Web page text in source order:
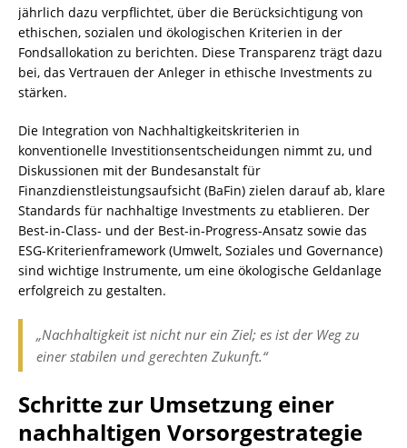
jährlich dazu verpflichtet, über die Berücksichtigung von
ethischen, sozialen und ökologischen Kriterien in der
Fondsallokation zu berichten. Diese Transparenz trägt dazu
bei, das Vertrauen der Anleger in ethische Investments zu
stärken.
Die Integration von Nachhaltigkeitskriterien in
konventionelle Investitionsentscheidungen nimmt zu, und
Diskussionen mit der Bundesanstalt für
Finanzdienstleistungsaufsicht (BaFin) zielen darauf ab, klare
Standards für nachhaltige Investments zu etablieren. Der
Best-in-Class- und der Best-in-Progress-Ansatz sowie das
ESG-Kriterienframework (Umwelt, Soziales und Governance)
sind wichtige Instrumente, um eine ökologische Geldanlage
erfolgreich zu gestalten.
„Nachhaltigkeit ist nicht nur ein Ziel; es ist der Weg zu
einer stabilen und gerechten Zukunft.“
Schritte zur Umsetzung einer
nachhaltigen Vorsorgestrategie